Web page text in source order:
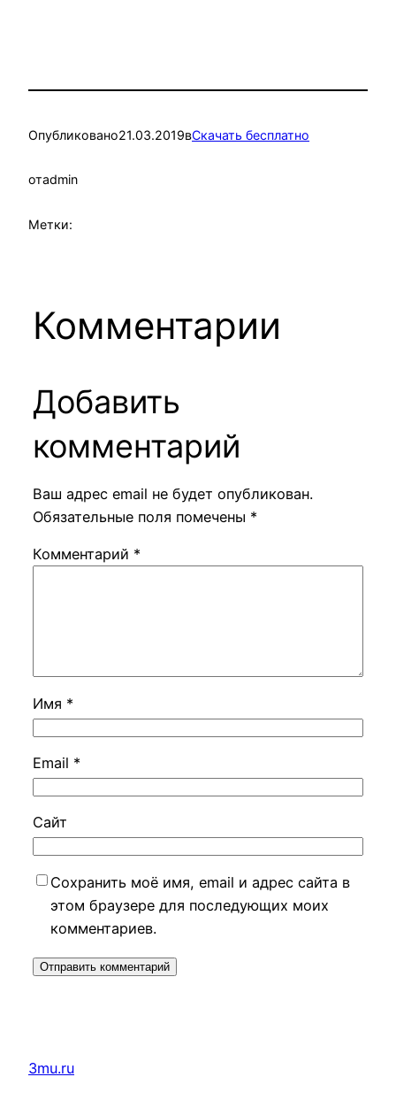
Опубликовано21.03.2019вСкачать бесплатно
отadmin
Метки:
Комментарии
Добавить
комментарий
Ваш адрес email не будет опубликован.
Обязательные поля помечены *
Комментарий *
Имя *
Email *
Сайт
Сохранить моё имя, email и адрес сайта в
этом браузере для последующих моих
комментариев.
3mu.ru